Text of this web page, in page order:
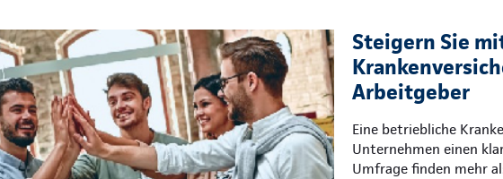
Steigern Sie
Arbeitgeber
Eine betriebliche
Unternehmen einen
Umfrage finden mehr